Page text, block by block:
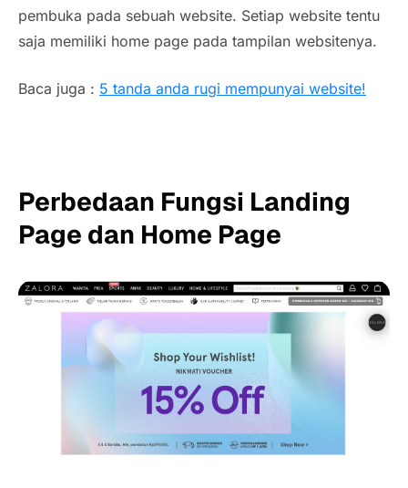
pembuka pada sebuah website. Setiap website tentu
saja memiliki home page pada tampilan websitenya.
Baca juga : 5 tanda anda rugi mempunyai website!
Perbedaan Fungsi Landing
Page dan Home Page